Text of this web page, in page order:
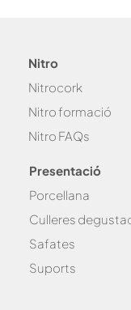
Nitro
Nitrocork
Nitro formació
Nitro FAQs
Presentació
Porcellana
Culleres
Safates
Suports